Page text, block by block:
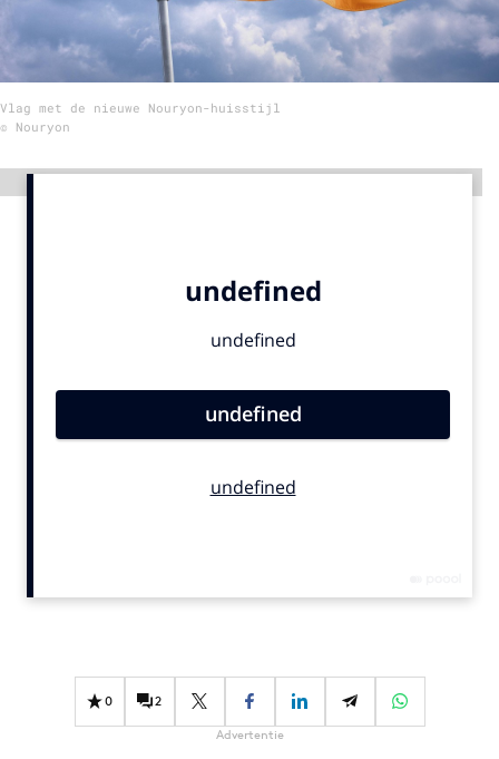
9 sept: GenAI-training
12 nov: MarketingLive!
Adverteren
Events
Carriere
Design
Diversiteit
Effectiviteit
Vlag met de nieuwe Nouryon-huisstijl
© Nouryon
0 2
Advertentie